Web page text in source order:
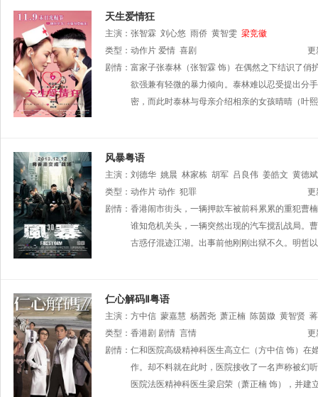
天生爱情狂
主演： 张智霖 刘心悠 雨侨 黄智雯 梁竞徽
类型： 动作片 爱情 喜剧
更
剧情： 富家子张泰林（张智霖 饰）在偶然之下结识了俏
欲强兼有轻微的暴力倾向。泰林难以忍受提出分
密，而此时泰林与母亲介绍相亲的女孩晴晴（叶
风暴粤语
主演： 刘德华 姚晨 林家栋 胡军 吕良伟 姜皓文 黄德斌
沛妍 黄智贤 卢海鹏 冼色丽
类型： 动作片 动作 犯罪
更
剧情： 香港闹市街头，一辆押款车被前科累累的重犯曹
谁知危机关头，一辆突然出现的汽车搅乱战局。
古惑仔混迹江湖。出事前他刚刚出狱不久。明哲
仁心解码Ⅱ粤语
主演： 方中信 蒙嘉慧 杨茜尧 萧正楠 陈茵媺 黄智贤
类型： 香港剧 剧情 言情
更
剧情： 仁和医院高级精神科医生高立仁（方中信 饰）在
作。却不料就在此时，医院接收了一名声称被幻
医院法医精神科医生梁启荣（萧正楠 饰），并